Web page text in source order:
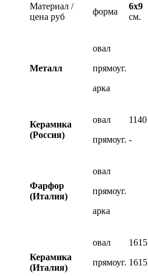
Материал /
цена руб
форма
6х9
см.
Металл
овал
прямоуг.
арка
Керамика
(Россия)
овал
прямоуг.
1140
-
Фарфор
(Италия)
овал
прямоуг.
арка
Керамика
(Италия)
овал
прямоуг.
1615
1615